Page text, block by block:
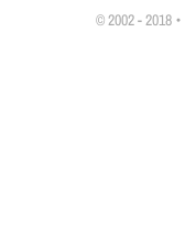
© 2002 - 2018